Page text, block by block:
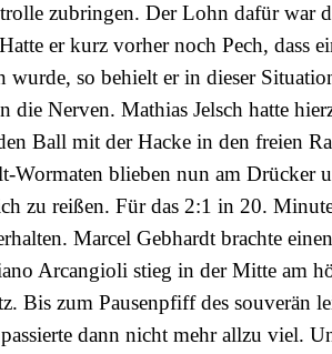
zubringen. Der Lohn dafür war
er kurz vorher noch Pech, dass
wurde, so behielt er in dieser
die Nerven. Mathias Jelsch hatte
Ball mit der Hacke in den freien
Wormaten blieben nun am Drücker
zu reißen. Für das 2:1 in 20.
Marcel Gebhardt brachte
Arcangioli stieg in der Mitte am
Bis zum Pausenpfiff des souverän
dann nicht mehr allzu viel.